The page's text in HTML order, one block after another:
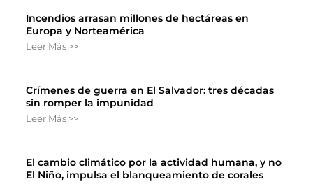
Incendios arrasan millones de hectáreas en
Europa y Norteamérica
Leer Más >>
Crímenes de guerra en El Salvador: tres décadas
sin romper la impunidad
Leer Más >>
El cambio climático por la actividad humana, y no
El Niño, impulsa el blanqueamiento de corales